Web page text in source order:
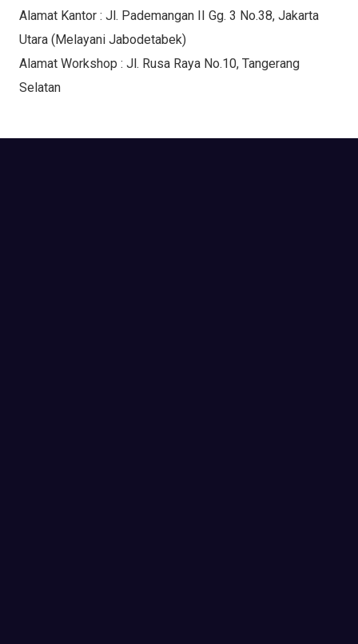
Alamat Kantor : Jl. Pademangan II Gg. 3 No.38, Jakarta
Utara (Melayani Jabodetabek)
Alamat Workshop : Jl. Rusa Raya No.10, Tangerang
Selatan